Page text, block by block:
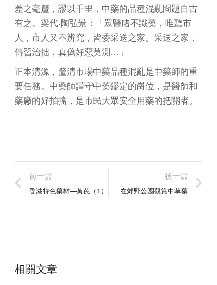
差之毫釐，謬以千里，中藥的品種混亂問題自古
有之。梁代‧陶弘景：「眾醫睹不識藥，唯聽市
人，市人又不辨究，皆委采送之家。采送之家，
傳習治拙，真偽好惡莫測…」
正本清源，釐清市場中藥品種混亂是中藥師的重
要任務。中藥師謹守中藥鑑定的崗位，是醫師和
藥廠的好拍擋，是市民大眾安全用藥的把關者。
前一篇
香港特色藥材—黃芪（1）
後一篇
在郊野公園觀賞中草藥
相關文章